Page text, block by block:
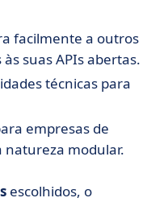
facilmente a outros
suas APIs abertas.
técnicas para
empresas de
natureza modular.
escolhidos, o